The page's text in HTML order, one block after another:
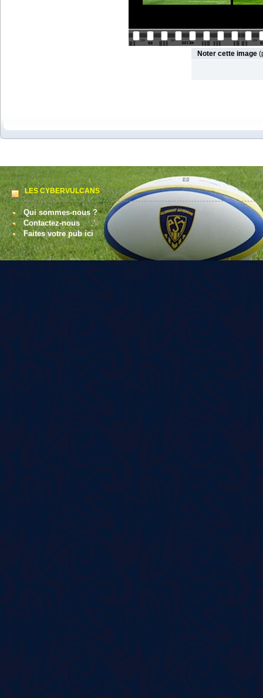
Noter cette image
LES CYBERVULCANS
Qui sommes-nous ?
Contactez-nous
Faites votre pub ici